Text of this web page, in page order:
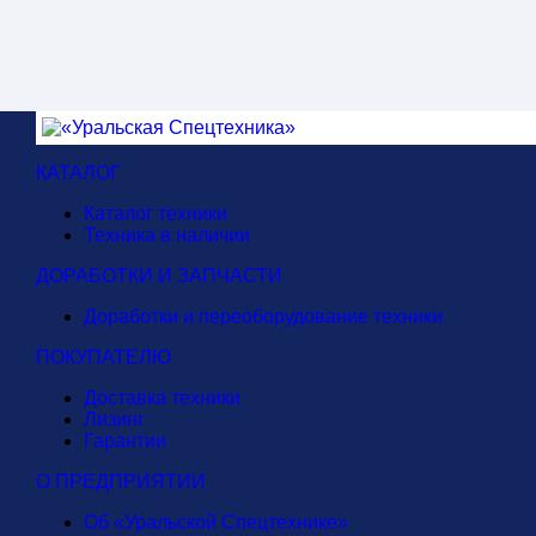
КАТАЛОГ
Каталог техники
Техника в наличии
ДОРАБОТКИ И ЗАПЧАСТИ
Доработки и переоборудование техники
ПОКУПАТЕЛЮ
Доставка техники
Лизинг
Гарантии
О ПРЕДПРИЯТИИ
Об «Уральской Спецтехнике»